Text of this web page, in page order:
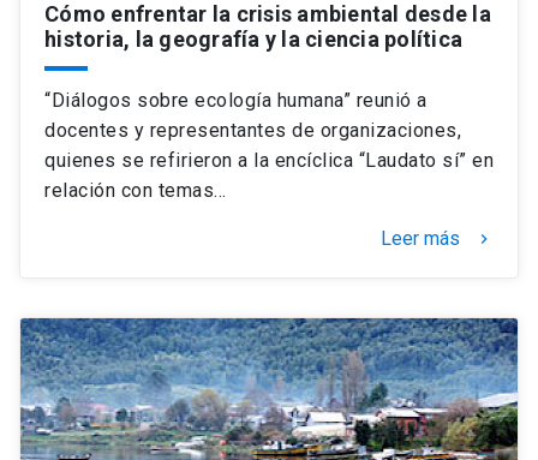
Cómo enfrentar la crisis ambiental desde la
historia, la geografía y la ciencia política
“Diálogos sobre ecología humana” reunió a
docentes y representantes de organizaciones,
quienes se refirieron a la encíclica “Laudato sí” en
relación con temas…
Leer más keyboard_arrow_right